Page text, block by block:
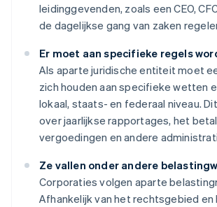
leidinggevenden, zoals een CEO,
de dagelijkse gang van zaken
Er moet aan specifieke regels
Als aparte juridische entiteit moet
zich houden aan specifieke wetten
lokaal, staats- en federaal niveau.
over jaarlijkse rapportages, het
vergoedingen en andere
Ze vallen onder andere
Corporaties volgen aparte
Afhankelijk van het rechtsgebied